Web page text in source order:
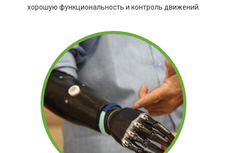
хорошую функциональность и контроль движений.